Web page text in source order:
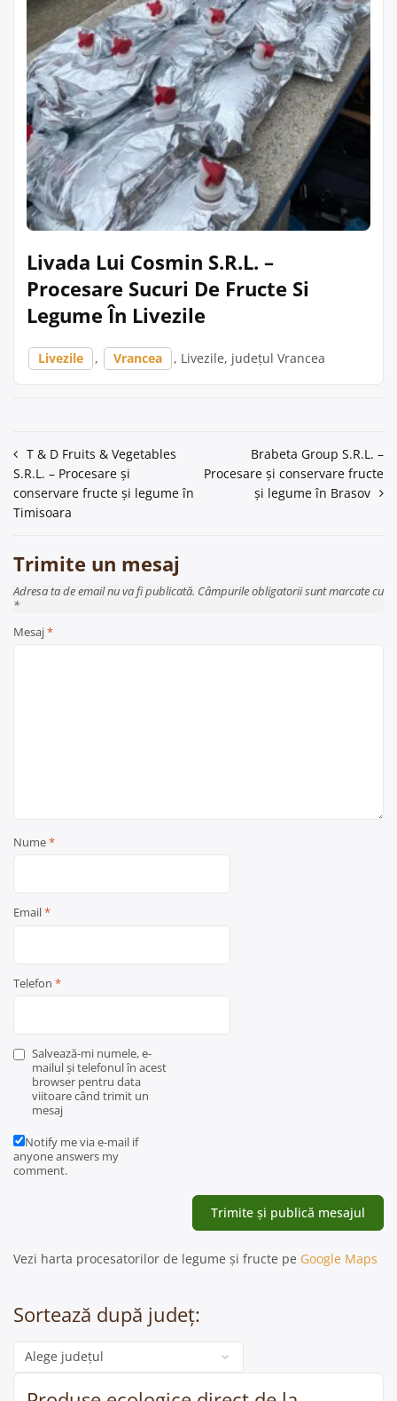
Livada Lui Cosmin S.R.L. –
Procesare Sucuri De Fructe Si
Legume În Livezile
Livezile , Vrancea , Livezile, județul Vrancea
Navigare
în
articole
T & D Fruits & Vegetables
S.R.L. – Procesare și
conservare fructe și legume în
Timisoara
Brabeta Group S.R.L. –
Procesare și conservare fructe
și legume în Brasov
Trimite un mesaj
Adresa ta de email nu va fi publicată. Câmpurile obligatorii sunt marcate cu
*
Mesaj*
Nume*
Email*
Telefon *
Salvează-mi numele, e-
mailul și telefonul în acest
browser pentru data
viitoare când trimit un
mesaj
Notify me via e-mail if
anyone answers my
comment.
Vezi harta procesatorilor de legume și fructe pe Google Maps
Sortează după județ:
Categorie